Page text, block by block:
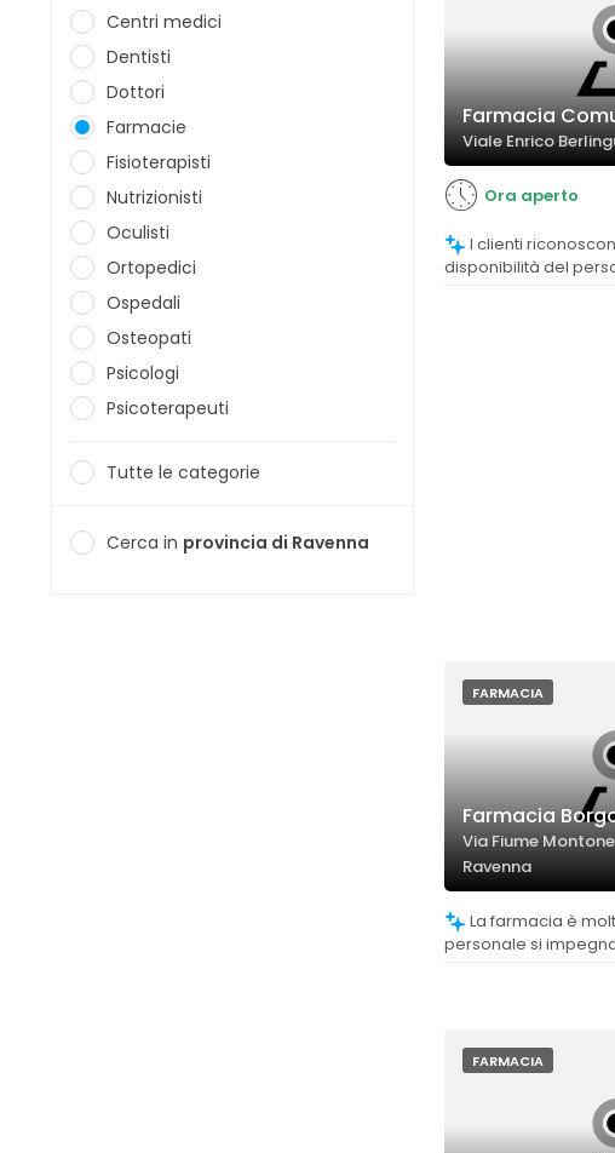
Centri medici
Dentisti
Dottori
Farmacie
Fisioterapisti
Nutrizionisti
Oculisti
Ortopedici
Ospedali
Osteopati
Psicologi
Psicoterapeuti
Tutte le categorie
Cerca in provincia di Ravenna
Farmacia
Viale Enrico
Ora aperto
disponibilità del
FARMACIA
Farmacia
Via Fiume
Ravenna
personale si
FARMACIA